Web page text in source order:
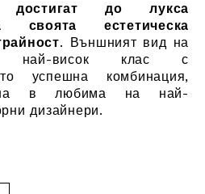
достигат до лукса
своята естетическа
. Външният вид на
най-висок клас с
успешна комбинация,
в любима на най-
дизайнери.